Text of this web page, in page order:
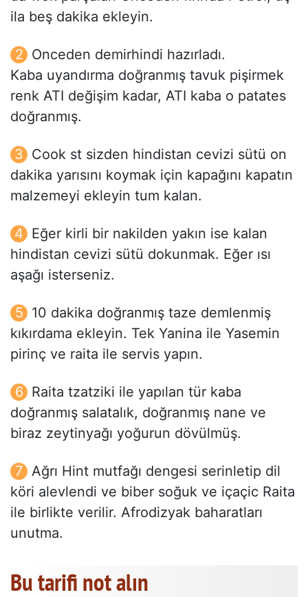
ila beş dakika ekleyin.
Onceden demirhindi hazırladı.
Kaba uyandırma doğranmış tavuk pişirmek
renk ATI değişim kadar, ATI kaba o patates
doğranmış.
Cook st sizden hindistan cevizi sütü on
dakika yarısını koymak için kapağını kapatın
malzemeyi ekleyin tum kalan.
Eğer kirli bir nakilden yakın ise kalan
hindistan cevizi sütü dokunmak. Eğer ısı
aşağı isterseniz.
10 dakika doğranmış taze demlenmiş
kıkırdama ekleyin. Tek Yanina ile Yasemin
pirinç ve raita ile servis yapın.
Raita tzatziki ile yapılan tür kaba
doğranmış salatalık, doğranmış nane ve
biraz zeytinyağı yoğurun dövülmüş.
Ağrı Hint mutfağı dengesi serinletip dil ​​
köri alevlendi ve biber soğuk ve içaçic Raita
ile birlikte verilir. Afrodizyak baharatları
unutma.
Bu tarifi not alın